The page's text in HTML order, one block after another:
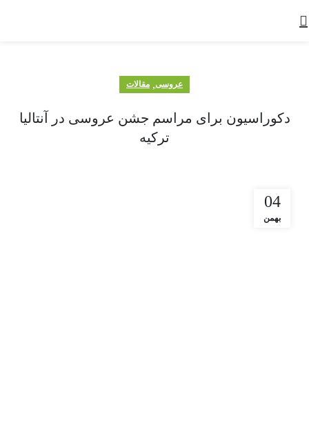
عروسی, مقالات
دکوراسیون برای مراسم جشن عروسی در آنتالیا
ترکیه
04
بهمن